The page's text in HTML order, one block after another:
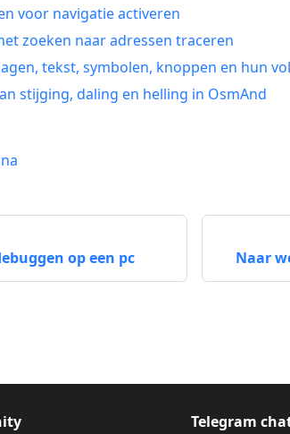
voor navigatie activeren
zoeken naar adressen traceren
tekst, symbolen, knoppen en hun
stijging, daling en helling in OsmAnd
op een pc Naar
Telegram